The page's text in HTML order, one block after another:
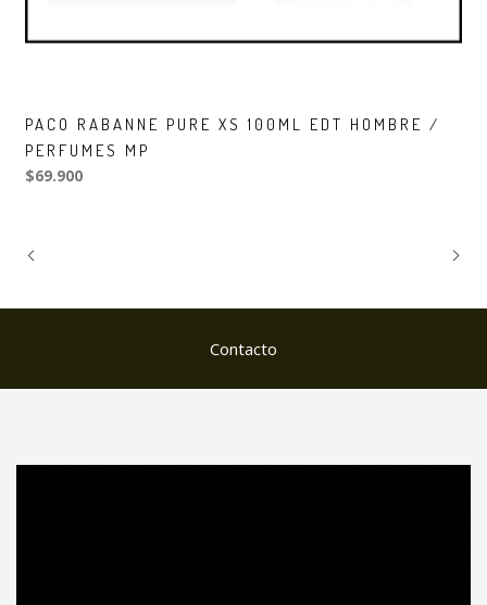
PACO RABANNE PURE XS 100ML EDT HOMBRE /
PERFUMES MP
$69.900
Contacto